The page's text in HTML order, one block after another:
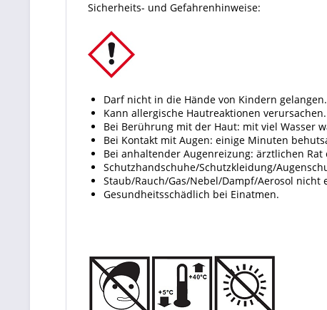
Sicherheits- und Gefahrenhinweise:
Darf nicht in die Hände von Kindern gelangen.
Kann allergische Hautreaktionen verursachen.
Bei Berührung mit der Haut: mit viel Wasser
Bei Kontakt mit Augen: einige Minuten
Bei anhaltender Augenreizung: ärztlichen Rat
Schutzhandschuhe/Schutzkleidung/
Staub/Rauch/Gas/Nebel/Dampf/Aerosol nicht
Gesundheitsschädlich bei Einatmen.